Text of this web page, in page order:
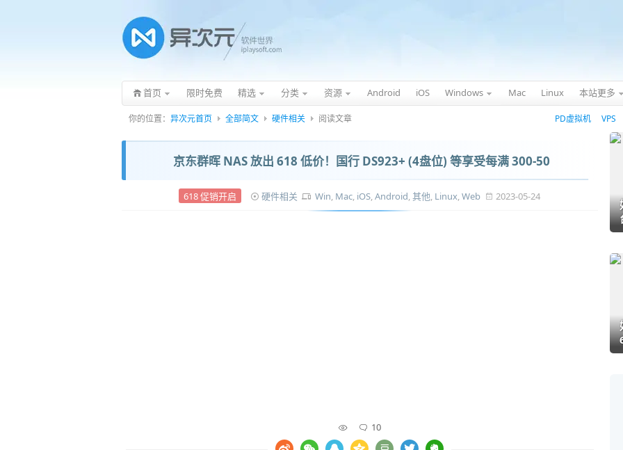
首页 限时免费 精选 分类 资源 Android iOS Windows Mac Linux 本站更多
你的位置： 异次元首页 全部简文 硬件相关 阅读文章 PD虚拟机 VPS
京东群晖 NAS 放出 618 低价！国行 DS923+ (4盘位) 等享受每满 300-50
618 促销开启 硬件相关 Win, Mac, iOS,Android,其他, Linux,Web 2023-05-24
10